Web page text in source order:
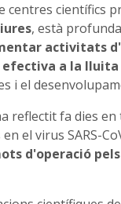
centres científics
, està
activitats
a la lluita
i el
reflectit fa dies
el virus SARS-
d'operació